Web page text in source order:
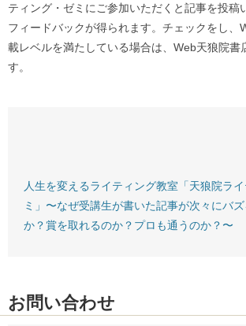
ティング・ゼミにご参加いただくと記事を投稿
フィードバックが得られます。チェックをし、
載レベルを満たしている場合は、Web天狼院書
す。
人生を変えるライティング教室「天狼院ラ
ミ」〜なぜ受講生が書いた記事が次々にバ
か？賞を取れるのか？プロも通うのか？〜
お問い合わせ